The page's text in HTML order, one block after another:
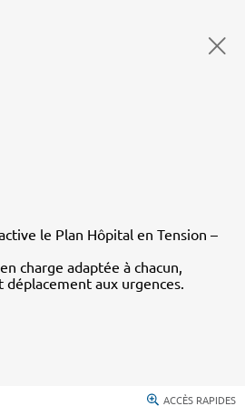
le Plan Hôpital en Tension –
charge adaptée à chacun,
aux urgences.
ACCÈS RAPIDES